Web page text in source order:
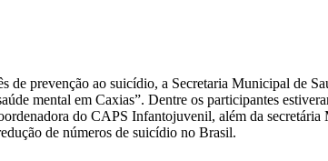
de prevenção ao suicídio, a Secretaria Municipal de
mental em Caxias”. Dentre os participantes
do CAPS Infantojuvenil, além da
de números de suicídio no Brasil.